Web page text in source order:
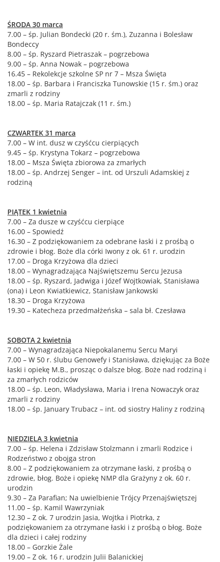
ŚRODA 30 marca
7.00 – śp. Julian Bondecki (20 r. śm.), Zuzanna i Bolesław
Bondeccy
8.00 – śp. Ryszard Pietraszak – pogrzebowa
9.00 – śp. Anna Nowak – pogrzebowa
16.45 – Rekolekcje szkolne SP nr 7 – Msza Święta
18.00 – śp. Barbara i Franciszka Tunowskie (15 r. śm.) oraz
zmarli z rodziny
18.00 – śp. Maria Ratajczak (11 r. śm.)
CZWARTEK 31 marca
7.00 – W int. dusz w czyśćcu cierpiących
9.45 – śp. Krystyna Tokarz – pogrzebowa
18.00 – Msza Święta zbiorowa za zmarłych
18.00 – śp. Andrzej Senger – int. od Urszuli Adamskiej z
rodziną
PIĄTEK 1 kwietnia
7.00 – Za dusze w czyśćcu cierpiące
16.00 – Spowiedź
16.30 – Z podziękowaniem za odebrane łaski i z prośbą o
zdrowie i błog. Boże dla córki Iwony z ok. 61 r. urodzin
17.00 – Droga Krzyżowa dla dzieci
18.00 – Wynagradzająca Najświętszemu Sercu Jezusa
18.00 – śp. Ryszard, Jadwiga i Józef Wojtkowiak, Stanisława
(ona) i Leon Kwiatkiewicz, Stanisław Jankowski
18.30 – Droga Krzyżowa
19.30 – Katecheza przedmałżeńska – sala bł. Czesława
SOBOTA 2 kwietnia
7.00 – Wynagradzająca Niepokalanemu Sercu Maryi
7.00 – W 50 r. ślubu Genowefy i Stanisława, dziękując za Boże
łaski i opiekę M.B., prosząc o dalsze błog. Boże nad rodziną i
za zmarłych rodziców
18.00 – śp. Leon, Władysława, Maria i Irena Nowaczyk oraz
zmarli z rodziny
18.00 – śp. January Trubacz – int. od siostry Haliny z rodziną
NIEDZIELA 3 kwietnia
7.00 – śp. Helena i Zdzisław Stolzmann i zmarli Rodzice i
Rodzeństwo z obojga stron
8.00 – Z podziękowaniem za otrzymane łaski, z prośbą o
zdrowie, błog. Boże i opiekę NMP dla Grażyny z ok. 60 r.
urodzin
9.30 – Za Parafian; Na uwielbienie Trójcy Przenajświętszej
11.00 – śp. Kamil Wawrzyniak
12.30 – Z ok. 7 urodzin Jasia, Wojtka i Piotrka, z
podziękowaniem za otrzymane łaski i z prośbą o błog. Boże
dla dzieci i całej rodziny
18.00 – Gorzkie Żale
19.00 – Z ok. 16 r. urodzin Julii Balanickiej